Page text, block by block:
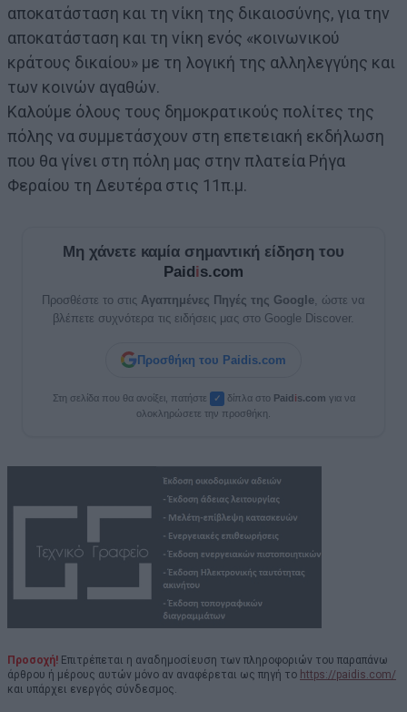
αποκατάσταση και τη νίκη της δικαιοσύνης, για την
αποκατάσταση και τη νίκη ενός «κοινωνικού
κράτους δικαίου» με τη λογική της αλληλεγγύης και
των κοινών αγαθών.
Καλούμε όλους τους δημοκρατικούς πολίτες της
πόλης να συμμετάσχουν στη επετειακή εκδήλωση
που θα γίνει στη πόλη μας στην πλατεία Ρήγα
Φεραίου τη Δευτέρα στις 11π.μ.
Μη χάνετε καμία σημαντική είδηση του
Paidis.com
Προσθέστε το στις Αγαπημένες Πηγές της Google , ώστε να
βλέπετε συχνότερα τις ειδήσεις μας στο Google Discover.
Προσθήκη του Paidis.com
Στη σελίδα που θα ανοίξει, πατήστε ✓ δίπλα στο Paidis.com για να
ολοκληρώσετε την προσθήκη.
Προσοχή! Επιτρέπεται η αναδημοσίευση των πληροφοριών του παραπάνω
άρθρου ή μέρους αυτών μόνο αν αναφέρεται ως πηγή το https://paidis.com/
και υπάρχει ενεργός σύνδεσμος.